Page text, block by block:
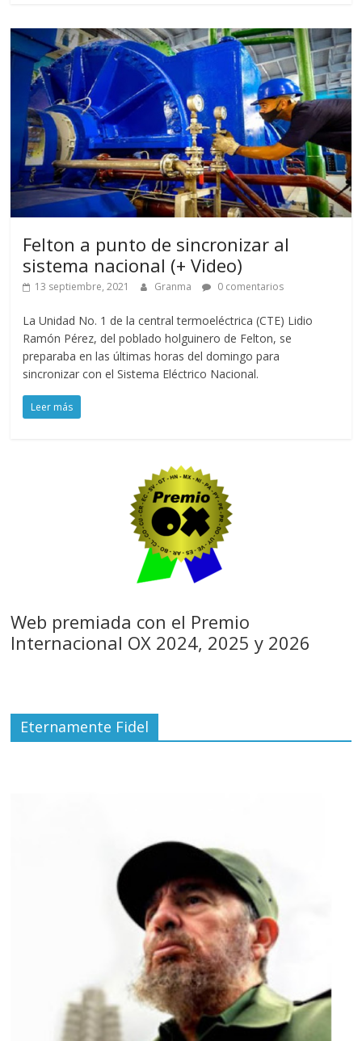
Felton a punto de sincronizar al
sistema nacional (+ Video)
13 septiembre, 2021 Granma 0 comentarios
La Unidad No. 1 de la central termoeléctrica (CTE) Lidio
Ramón Pérez, del poblado holguinero de Felton, se
preparaba en las últimas horas del domingo para
sincronizar con el Sistema Eléctrico Nacional.
Leer más
Web premiada con el Premio
Internacional OX 2024, 2025 y 2026
Eternamente Fidel